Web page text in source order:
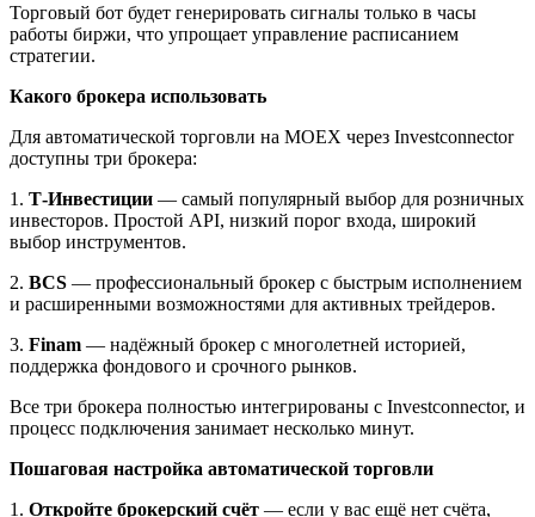
Торговый бот будет генерировать сигналы только в часы
работы биржи, что упрощает управление расписанием
стратегии.
Какого брокера использовать
Для автоматической торговли на MOEX через Investconnector
доступны три брокера:
1. Т-Инвестиции — самый популярный выбор для розничных
инвесторов. Простой API, низкий порог входа, широкий
выбор инструментов.
2. BCS — профессиональный брокер с быстрым исполнением
и расширенными возможностями для активных трейдеров.
3. Finam — надёжный брокер с многолетней историей,
поддержка фондового и срочного рынков.
Все три брокера полностью интегрированы с Investconnector, и
процесс подключения занимает несколько минут.
Пошаговая настройка автоматической торговли
1. Откройте брокерский счёт — если у вас ещё нет счёта,